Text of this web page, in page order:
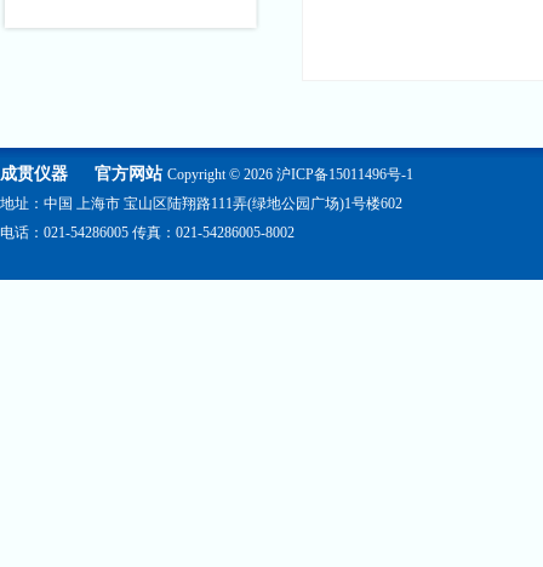
成贯仪器 官方网站 Copyright © 2026 沪ICP备15011496号-1
地址：中国 上海市 宝山区陆翔路111弄(绿地公园广场)1号楼602
电话：021-54286005 传真：021-54286005-8002